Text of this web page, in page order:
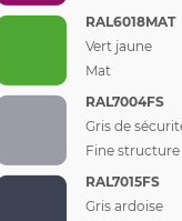
RAL6018MAT
Vert jaune
Mat
RAL7004FS
Gris de
Fine structure
RAL7015FS
Gris ardoise